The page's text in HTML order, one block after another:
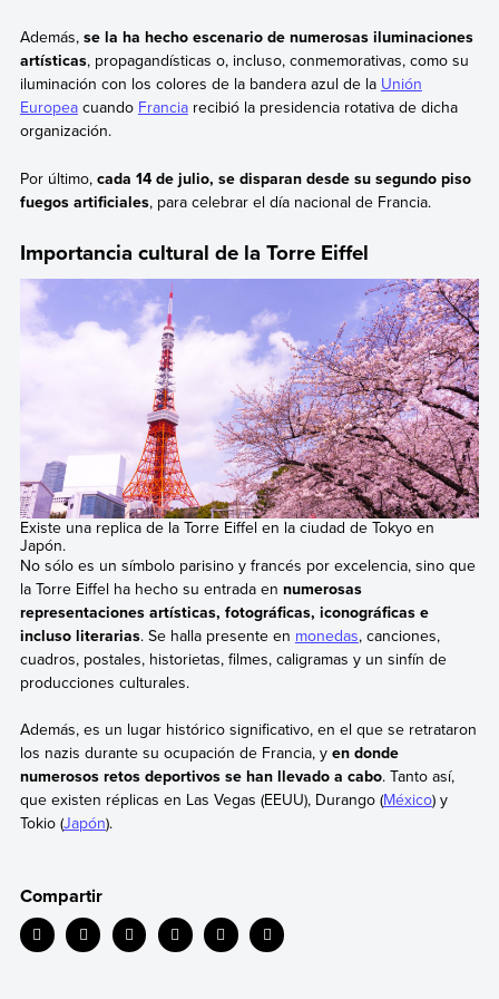
Además,se la ha hecho escenario de numerosas iluminaciones
artísticas, propagandísticas o, incluso, conmemorativas, como su
iluminación con los colores de la bandera azul de la Unión
Europeacuando Franciarecibió la presidencia rotativa de dicha
organización.
Por último, cada 14 de julio, se disparan desde su segundo piso
fuegos artificiales, para celebrar el día nacional de Francia.
Importancia cultural de la Torre Eiffel
Existe una replica de la Torre Eiffel en la ciudad de Tokyo en
Japón.
No sólo es un símbolo parisino y francés por excelencia, sino que
la Torre Eiffel ha hecho su entrada en numerosas
representaciones artísticas, fotográficas, iconográficas e
incluso literarias. Se halla presente en monedas, canciones,
cuadros, postales, historietas, filmes, caligramas y un sinfín de
producciones culturales.
Además, es un lugar histórico significativo, en el que se retrataron
los nazis durante su ocupación de Francia, y en donde
numerosos retos deportivos se han llevado a cabo. Tanto así,
que existen réplicas en Las Vegas (EEUU), Durango (México) y
Tokio (Japón).
Compartir